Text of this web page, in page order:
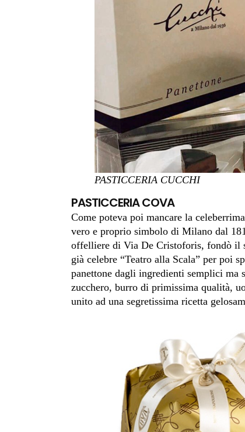
PASTICCERIA CUCCHI
PASTICCERIA COVA
Come poteva poi mancare la
vero e proprio simbolo di Milano dal
offelliere di Via De Cristoforis, fondò il
già celebre “Teatro alla Scala” per poi
panettone dagli ingredienti semplici ma
zucchero, burro di primissima qualità,
unito ad una segretissima ricetta